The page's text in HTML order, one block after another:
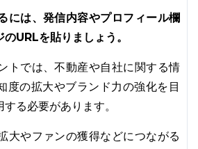
には、発信内容やプロフィール欄
URLを貼りましょう。
トでは、不動産や自社に関する情
度の拡大やブランド力の強化を目
る必要があります。
大やファンの獲得などにつながる